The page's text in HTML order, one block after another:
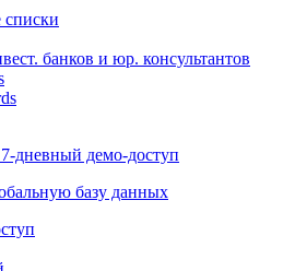
банков и юр. консультантов
7-дневный
базу данных